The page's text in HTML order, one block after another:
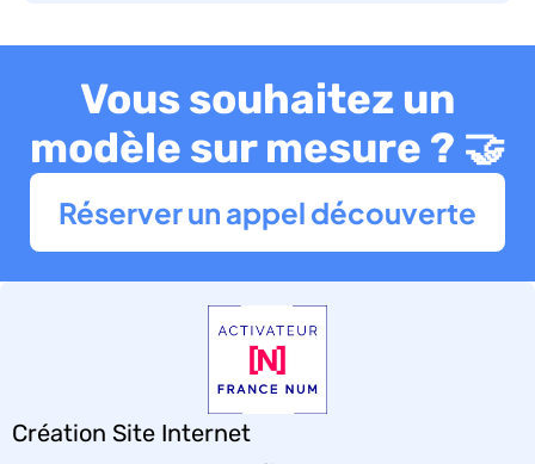
Vous souhaitez un
modèle sur mesure ? 🤝
Réserver un appel découverte
Création Site Internet